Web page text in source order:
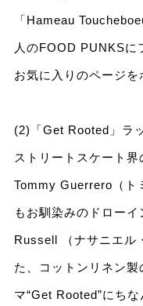
「Hameau
人のFOOD PUNKSに
お気に入りのページを
(2)「Get Rooted」ラ
ストリートスケート
Tommy Guerrero（ト
もお馴染みのドロー
Russell （ナサニエル
た、コットンリネン
マ“Get Rooted”にち